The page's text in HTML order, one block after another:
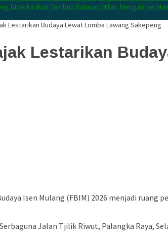
Diperkirakan Tembus Ratusan Miliar, Mengalir ke
Lestarikan Budaya Lewat Lomba Lawang Sakepeng
Lestarikan
Isen Mulang (FBIM) 2026 menjadi
Jalan Tjilik Riwut, Palangka Raya,